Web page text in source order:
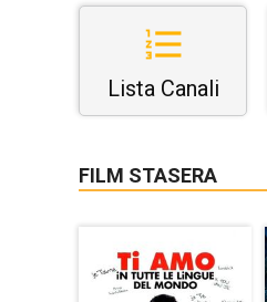
Lista Canali
FILM STASERA